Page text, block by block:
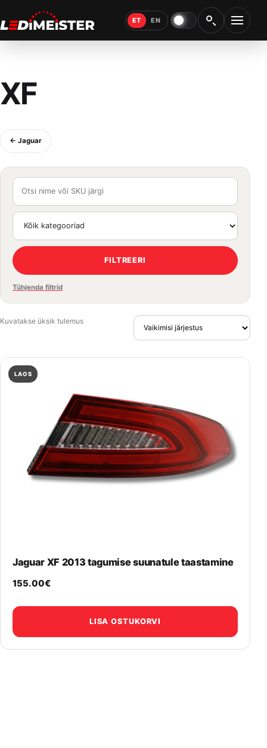
Ava
ET EN
Öövalgus
XF
← Jaguar
FILTREERI
Tühjenda filtrid
Kuvatakse üksik tulemus
LAOS
Jaguar XF 2013 tagumise suunatule taastamine
155.00€
LISA OSTUKORVI